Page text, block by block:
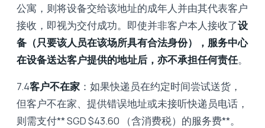
公寓，则将设备交给该地址的成年人并由其代表客户
接收，即视为交付成功。即使并非客户本人接收了设
备（只要该人员在该场所具有合法身份），服务中心
在设备送达客户提供的地址后，亦不承担任何责任。
7.4客户不在家 ：如果快递员在约定时间尝试送货，
但客户不在家、提供错误地址或未接听快递员电话，
则需支付** SGD $43.60 （含消费税）的服务费**。